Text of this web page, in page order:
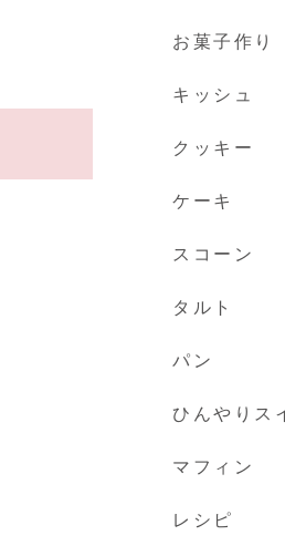
お菓子作り
キッシュ
クッキー
ケーキ
スコーン
タルト
パン
ひんやりス
マフィン
レシピ